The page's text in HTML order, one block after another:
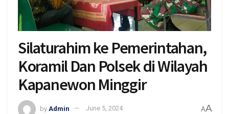
Silaturahim ke Pemerintahan,
Koramil Dan Polsek di Wilayah
Kapanewon Minggir
by Admin June 5, 2024 AA